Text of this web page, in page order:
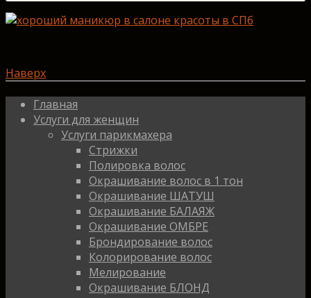
Наверх
Главная
Услуги для женщин
Услуги парикмахера
Стрижки
Полировка волос
Окрашивание волос в 1 тон
Окрашивание ШАТУШ
Окрашивание БАЛАЯЖ
Окрашивание ОМБРЕ
Брондирование волос
Колорирование волос
Мелирование
Окрашивание БЛОНД